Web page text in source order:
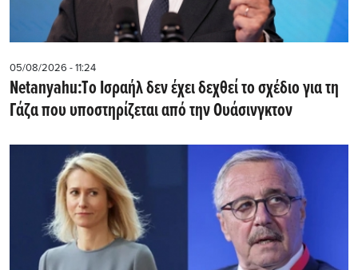
05/08/2026 - 11:24
Netanyahu:Tο Ισραήλ δεν έχει δεχθεί το σχέδιο για τη
Γάζα που υποστηρίζεται από την Ουάσινγκτον